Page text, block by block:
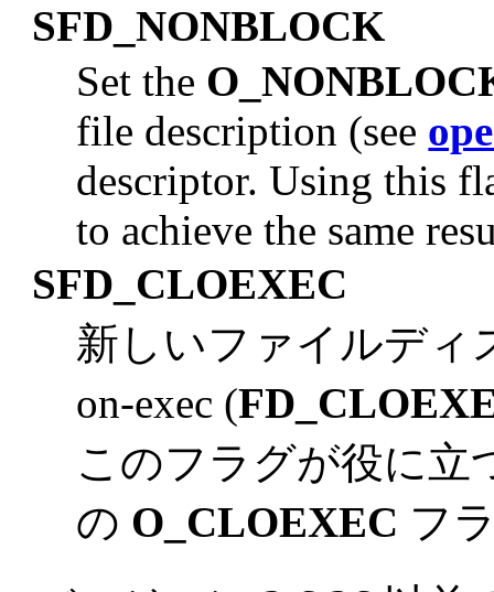
SFD_NONBLOCK
Set the
file description (see
descriptor. Using this
to achieve the same
SFD_CLOEXEC
新しいファイルディ
on-exec (
このフラグが役に
の O_CLOEXEC フ